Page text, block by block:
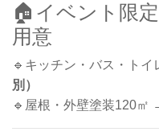
🏠イベント限
用意
🔹キッチン・バス・ト
別）
🔹屋根・外壁塗装120㎡